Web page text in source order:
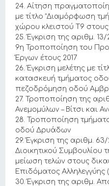
24. Αίτηση
με τίτλο “Διαμόρφωση
χώρου κλειστού Τ9
25. Έγκριση της αριθμ.
9η Τροποποίηση του
Έργων έτους 2017
26. Έγκριση μελέτης με
κατασκευή τμήματος
πεζοδρόμηση οδού
27. Τροποποίηση της
Ανεμομύλων – Βίτσι και
28. Τροποποίηση
οδού Δρυάδων
29. Έγκριση της αριθμ.
Διοικητικού
μείωση τελών στους
Επιδόματος Αλληλεγγύης
30. Έγκριση της αριθμ.